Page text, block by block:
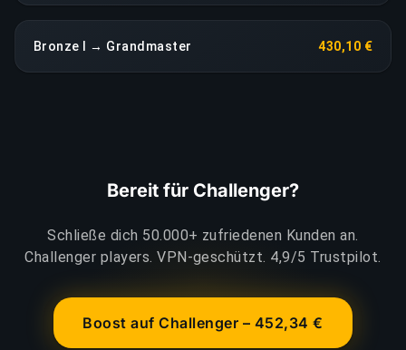
Bronze I → Grandmaster 430,10 €
Bereit für Challenger?
Schließe dich 50.000+ zufriedenen Kunden an.
Challenger players. VPN-geschützt. 4,9/5 Trustpilot.
Boost auf Challenger – 452,34 €